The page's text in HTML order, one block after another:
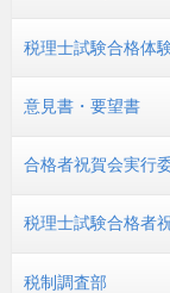
税理士試験合格体
意見書・要望書
合格者祝賀会実行
税理士試験合格者
税制調査部